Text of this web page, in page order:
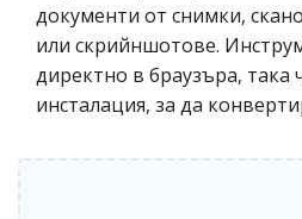
документи от снимки,
или скрийншотове.
директно в браузъра, така
инсталация, за да